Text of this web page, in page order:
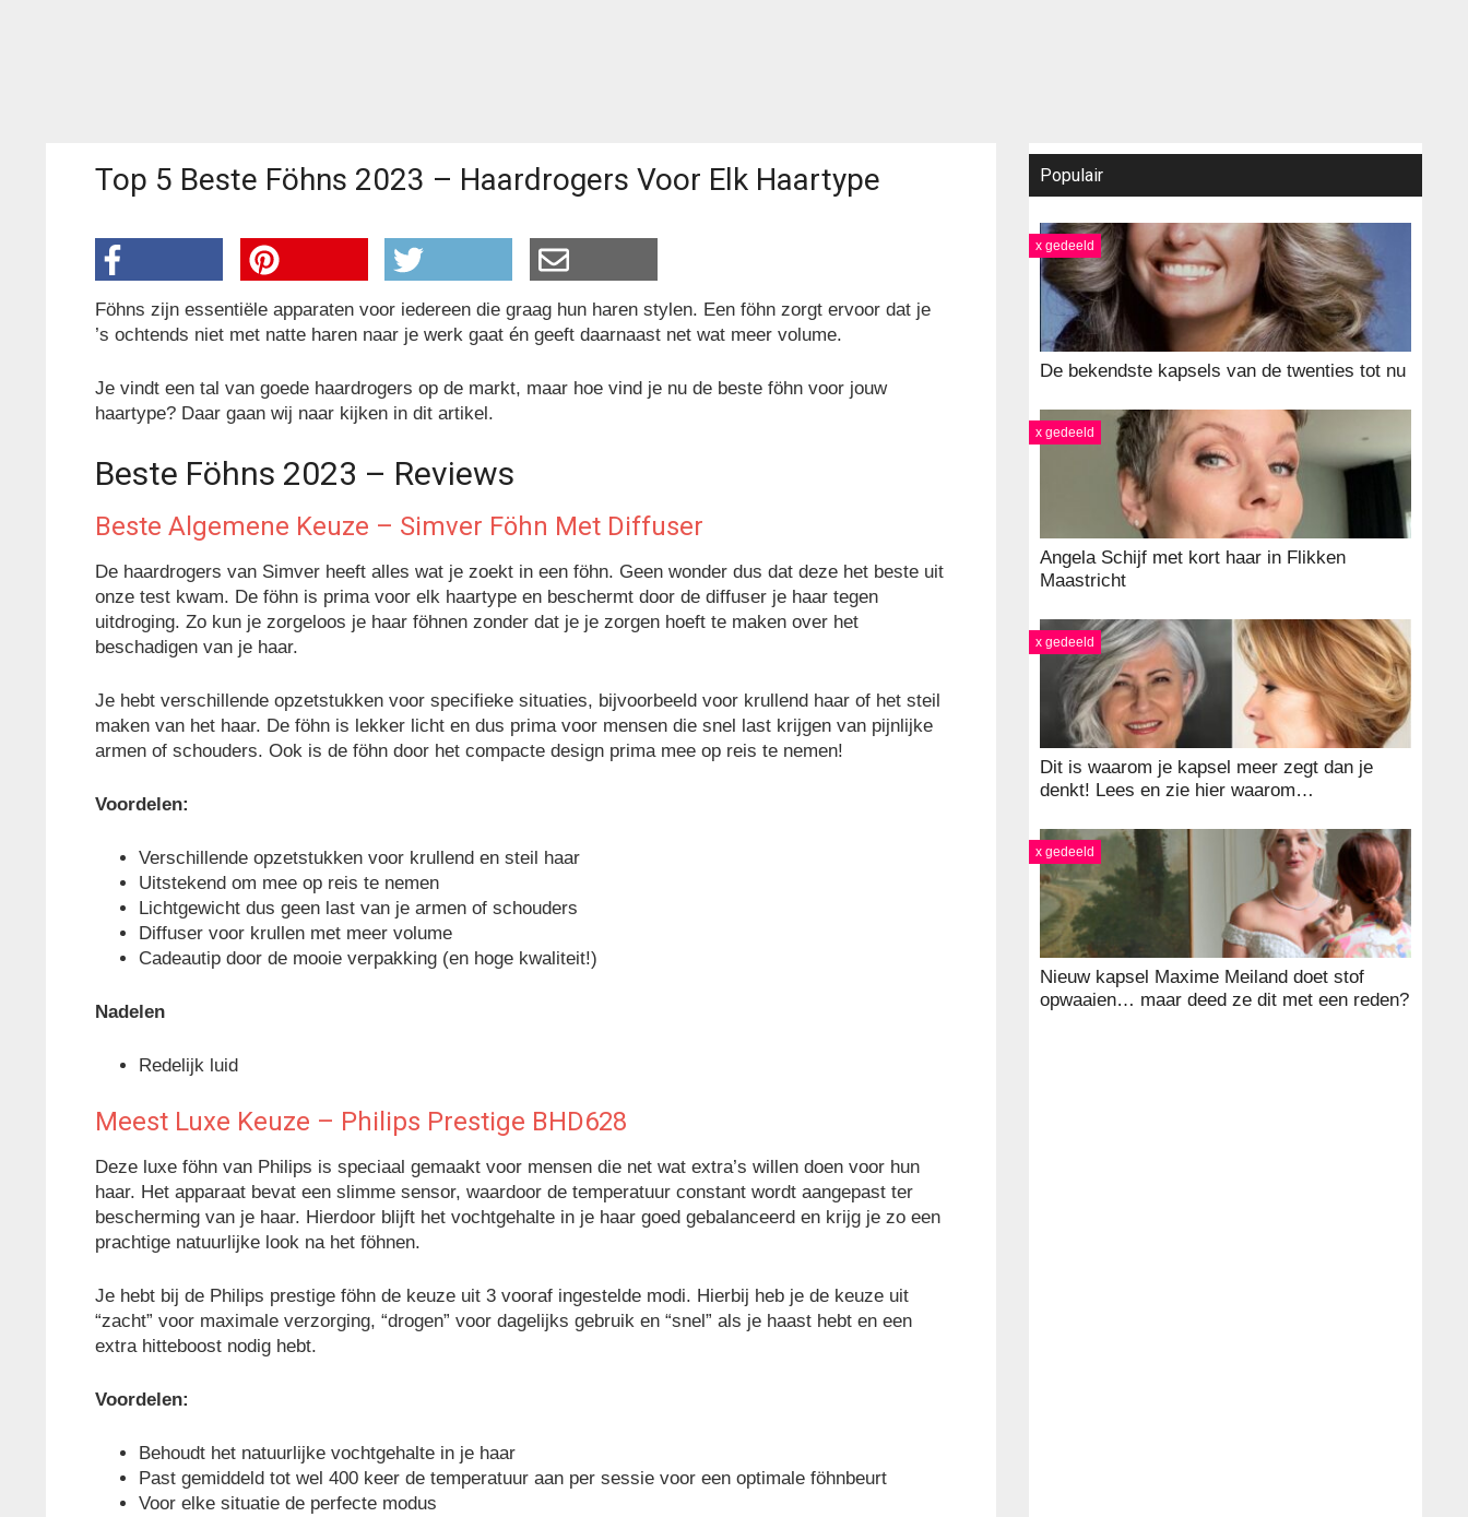
Top 5 Beste Föhns 2023 – Haardrogers Voor Elk Haartype
Föhns zijn essentiële apparaten voor iedereen die graag hun haren stylen. Een föhn zorgt ervoor dat je
’s ochtends niet met natte haren naar je werk gaat én geeft daarnaast net wat meer volume.
Je vindt een tal van goede haardrogers op de markt, maar hoe vind je nu de beste föhn voor jouw
haartype? Daar gaan wij naar kijken in dit artikel.
Beste Föhns 2023 – Reviews
Beste Algemene Keuze – Simver Föhn Met Diffuser
De haardrogers van Simver heeft alles wat je zoekt in een föhn. Geen wonder dus dat deze het beste uit
onze test kwam. De föhn is prima voor elk haartype en beschermt door de diffuser je haar tegen
uitdroging. Zo kun je zorgeloos je haar föhnen zonder dat je je zorgen hoeft te maken over het
beschadigen van je haar.
Je hebt verschillende opzetstukken voor specifieke situaties, bijvoorbeeld voor krullend haar of het steil
maken van het haar. De föhn is lekker licht en dus prima voor mensen die snel last krijgen van pijnlijke
armen of schouders. Ook is de föhn door het compacte design prima mee op reis te nemen!
Voordelen:
Verschillende opzetstukken voor krullend en steil haar
Uitstekend om mee op reis te nemen
Lichtgewicht dus geen last van je armen of schouders
Diffuser voor krullen met meer volume
Cadeautip door de mooie verpakking (en hoge kwaliteit!)
Nadelen
Redelijk luid
Meest Luxe Keuze – Philips Prestige BHD628
Deze luxe föhn van Philips is speciaal gemaakt voor mensen die net wat extra’s willen doen voor hun
haar. Het apparaat bevat een slimme sensor, waardoor de temperatuur constant wordt aangepast ter
bescherming van je haar. Hierdoor blijft het vochtgehalte in je haar goed gebalanceerd en krijg je zo een
prachtige natuurlijke look na het föhnen.
Je hebt bij de Philips prestige föhn de keuze uit 3 vooraf ingestelde modi. Hierbij heb je de keuze uit
“zacht” voor maximale verzorging, “drogen” voor dagelijks gebruik en “snel” als je haast hebt en een
extra hitteboost nodig hebt.
Voordelen:
Behoudt het natuurlijke vochtgehalte in je haar
Past gemiddeld tot wel 400 keer de temperatuur aan per sessie voor een optimale föhnbeurt
Voor elke situatie de perfecte modus
Populair
x gedeeld
De bekendste kapsels van de twenties tot nu
x gedeeld
Angela Schijf met kort haar in Flikken
Maastricht
x gedeeld
Dit is waarom je kapsel meer zegt dan je
denkt! Lees en zie hier waarom…
x gedeeld
Nieuw kapsel Maxime Meiland doet stof
opwaaien… maar deed ze dit met een reden?